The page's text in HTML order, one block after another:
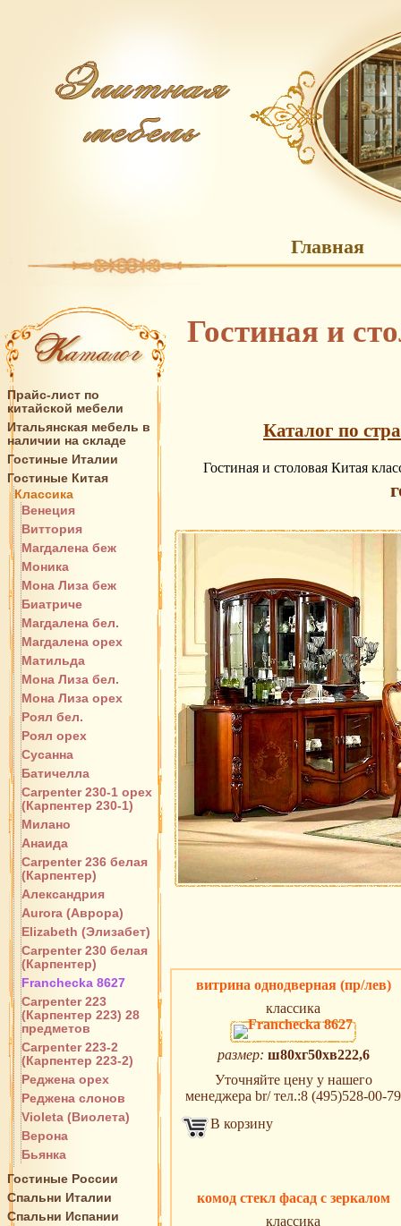
Главная
Прайс-лист по
китайской мебели
Итальянская мебель в
наличии на складе
Гостиные Италии
Гостиные Китая
Классика
Венеция
Виттория
Магдалена беж
Моника
Мона Лиза беж
Биатриче
Магдалена бел.
Магдалена орех
Матильда
Мона Лиза бел.
Мона Лиза орех
Роял бел.
Роял орех
Сусанна
Батичелла
Carpenter 230-1 орех
(Карпентер 230-1)
Милано
Анаида
Carpenter 236 белая
(Карпентер)
Александрия
Aurora (Аврора)
Elizabeth (Элизабет)
Carpenter 230 белая
(Карпентер)
Franchecka 8627
Carpenter 223
(Карпентер 223) 28
предметов
Carpenter 223-2
(Карпентер 223-2)
Реджена орех
Реджена слонов
Violeta (Виолета)
Верона
Бьянка
Гостиные России
Спальни Италии
Спальни Испании
Гостиная и
Каталог по
Гостиная и столовая Китая
витрина однодверная (пр/лев)
классика
размер: ш80хг50хв222,6
Уточняйте цену у нашего
менеджера br/ тел.:8 (495)528-00-79
В корзину
комод стекл фасад с зеркалом
классика